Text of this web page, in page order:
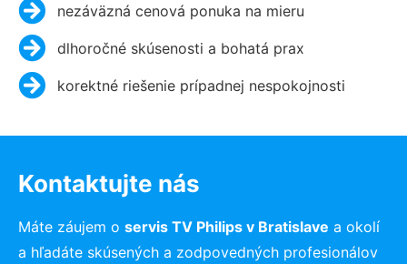
nezáväzná cenová ponuka na mieru
dlhoročné skúsenosti a bohatá prax
korektné riešenie prípadnej nespokojnosti
Kontaktujte nás
Máte záujem o servis TV Philips v Bratislave a okolí
a hľadáte skúsených a zodpovedných profesionálov